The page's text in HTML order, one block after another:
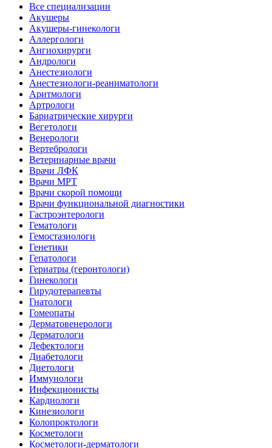
Все специализации
Акушеры
Акушеры-гинекологи
Аллергологи
Ангиохирурги
Андрологи
Анестезиологи
Анестезиологи-реаниматологи
Аритмологи
Артрологи
Бариатрические хирурги
Вегетологи
Венерологи
Вертебрологи
Ветеринарные врачи
Врачи ЛФК
Врачи МРТ
Врачи скорой помощи
Врачи функциональной диагностики
Гастроэнтерологи
Гематологи
Гемостазиологи
Генетики
Гепатологи
Гериатры (геронтологи)
Гинекологи
Гирудотерапевты
Гнатологи
Гомеопаты
Дерматовенерологи
Дерматологи
Дефектологи
Диабетологи
Диетологи
Иммунологи
Инфекционисты
Кардиологи
Кинезиологи
Колопроктологи
Косметологи
Косметологи-дерматологи